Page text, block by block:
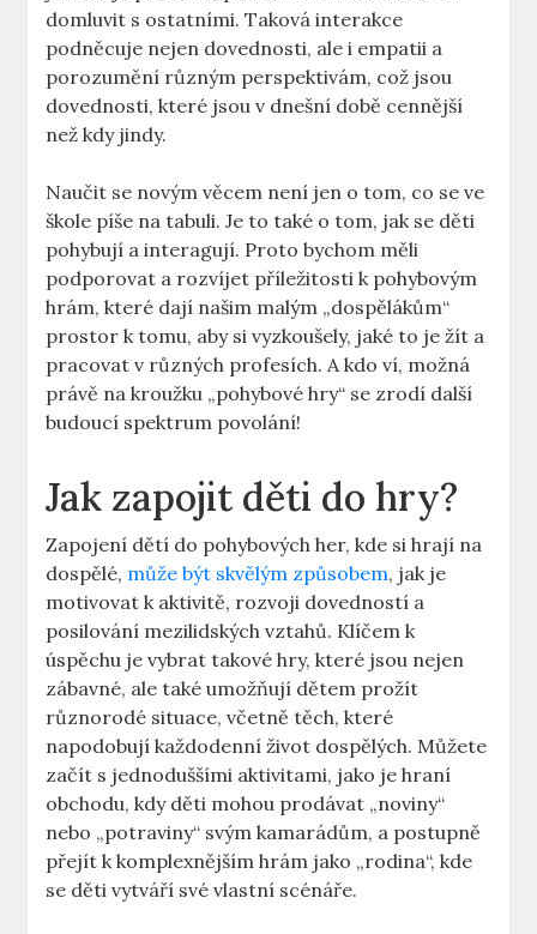
domluvit s ostatními. Taková interakce
podněcuje nejen dovednosti, ale i empatii a
porozumění různým perspektivám, což jsou
dovednosti, které jsou v dnešní době cennější
než kdy jindy.
Naučit se novým věcem není jen o tom, co se ve
škole píše na tabuli. Je to také o tom, jak se děti
pohybují a interagují. Proto bychom měli
podporovat a rozvíjet příležitosti k pohybovým
hrám, které dají našim malým „dospělákům“
prostor k tomu, aby si vyzkoušely, jaké to je žít a
pracovat v různých profesích. A kdo ví, možná
právě na kroužku „pohybové hry“ se zrodí další
budoucí spektrum povolání!
Jak zapojit děti do hry?
Zapojení dětí do pohybových her, kde si hrají na
dospělé, může být skvělým způsobem, jak je
motivovat k aktivitě, rozvoji dovedností a
posilování mezilidských vztahů. Klíčem k
úspěchu je vybrat takové hry, které jsou nejen
zábavné, ale také umožňují dětem prožít
různorodé situace, včetně těch, které
napodobují každodenní život dospělých. Můžete
začít s jednoduššími aktivitami, jako je hraní
obchodu, kdy děti mohou prodávat „noviny“
nebo „potraviny“ svým kamarádům, a postupně
přejít k komplexnějším hrám jako „rodina“, kde
se děti vytváří své vlastní scénáře.